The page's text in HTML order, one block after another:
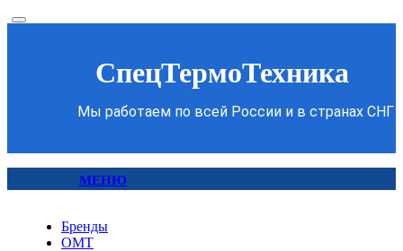
СпецТермоТехника
Мы работаем по всей России и в странах СНГ
МЕНЮ
Бренды
OMT